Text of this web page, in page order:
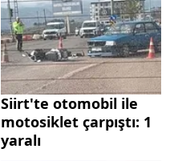
Siirt'te otomobil ile
motosiklet çarpıştı: 1
yaralı